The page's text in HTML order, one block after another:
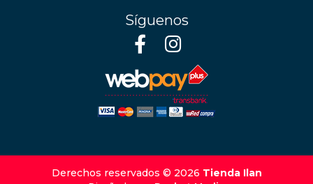
Síguenos
Derechos reservados © 2026 Tienda Ilan